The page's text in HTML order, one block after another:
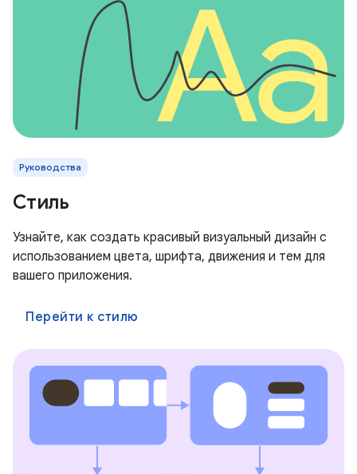
Руководства
Стиль
Узнайте, как создать красивый визуальный дизайн с
использованием цвета, шрифта, движения и тем для
вашего приложения.
Перейти к стилю